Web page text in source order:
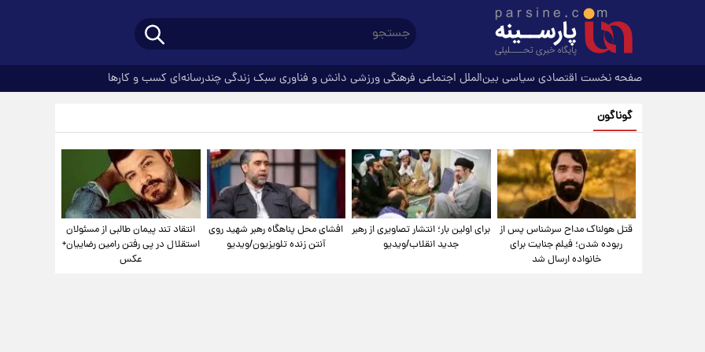
صفحه نخست اقتصادی سیاسی بین‌الملل اجتماعی فرهنگیورزشی دانش و فناوری سبک زندگیچندرسانه‌ای کسب و کارها
گوناگون
قتل هولناک مداح سرشناس پس از
ربوده شدن؛ فیلم جنایت برای
خانواده ارسال شد
برای اولین بار؛ انتشار تصاویری از رهبر
جدید انقلاب/ویدیو
افشای محل پناهگاه‌ رهبر شهید روی
آنتن زنده تلویزیون/ویدیو
انتقاد تند پیمان طالبی از مسئولان
استقلال در پی رفتن رامین رضاییان+
عکس